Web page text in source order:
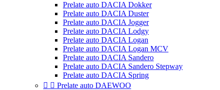
Prelate auto DACIA Dokker
Prelate auto DACIA Duster
Prelate auto DACIA Jogger
Prelate auto DACIA Lodgy
Prelate auto DACIA Logan
Prelate auto DACIA Logan MCV
Prelate auto DACIA Sandero
Prelate auto DACIA Sandero Stepway
Prelate auto DACIA Spring
  Prelate auto DAEWOO